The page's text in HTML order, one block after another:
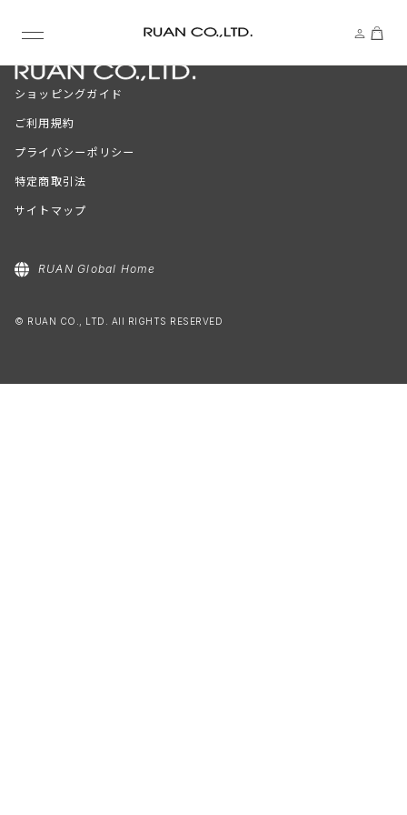
ショッピングガイド
ご利用規約
プライバシーポリシー
特定商取引法
サイトマップ
RUAN Global Home
© RUAN CO., LTD. All RIGHTS RESERVED